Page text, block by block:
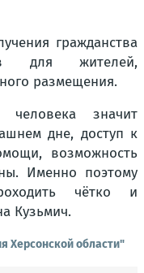
гражданства
для жителей,
размещения.
значит
дне, доступ к
возможность
Именно поэтому
чётко и
Кузьмич.
Херсонской области"